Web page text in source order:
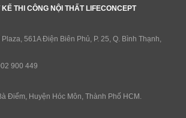
THI CÔNG NỘI THẤT LIFECONCEPT
561A Điện Biên Phủ, P. 25, Q. Bình Thạnh,
900 449
Điểm, Huyện Hóc Môn, Thành Phố HCM.